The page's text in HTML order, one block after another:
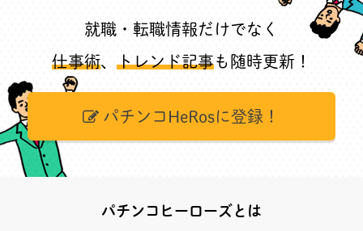
就職・転職情報だけでなく
仕事術、 トレンド記事も随時更新！
パチンコHeRosに登録！
パチンコヒーローズとは